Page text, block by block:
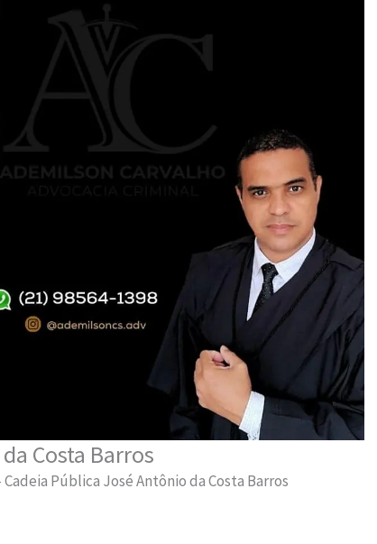
Costa Barros
Cadeia Pública José Antônio da Costa Barros